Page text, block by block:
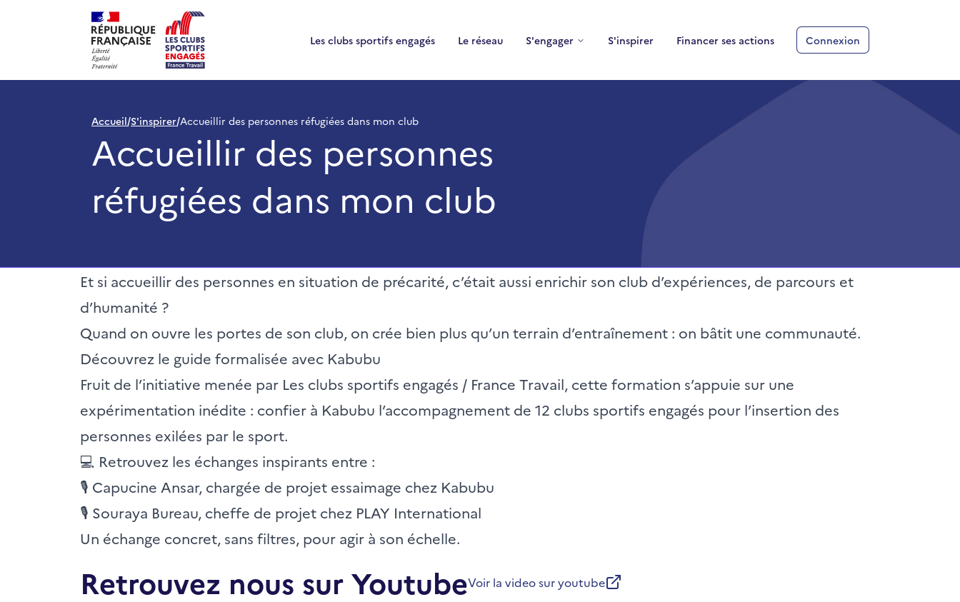
S'inspirer - Accueillir des personnes réfugiées dans mon club - Les clubs sportifs engagés
Accueil Les clubs sportifs engagés Le réseau S'engager S'inspirer Financer ses actions Connexion
Accueil/S'inspirer/Accueillir des personnes réfugiées dans mon club
Accueillir des personnes
réfugiées dans mon club
Et si accueillir des personnes en situation de précarité, c’était aussi enrichir son club d’expériences, de parcours et
d’humanité ?
Quand on ouvre les portes de son club, on crée bien plus qu’un terrain d’entraînement : on bâtit une communauté.
Découvrez le guide formalisée avec Kabubu
Fruit de l’initiative menée par Les clubs sportifs engagés / France Travail, cette formation s’appuie sur une
expérimentation inédite : confier à Kabubu l’accompagnement de 12 clubs sportifs engagés pour l’insertion des
personnes exilées par le sport.
💻 Retrouvez les échanges inspirants entre :
🎙 Capucine Ansar, chargée de projet essaimage chez Kabubu
🎙 Souraya Bureau, cheffe de projet chez PLAY International
Un échange concret, sans filtres, pour agir à son échelle.
Retrouvez nous sur YoutubeVoir la video sur youtube